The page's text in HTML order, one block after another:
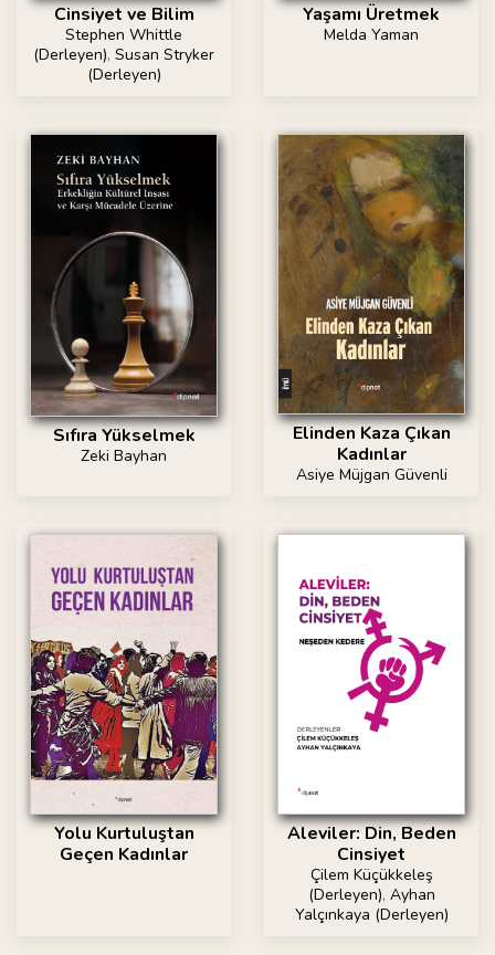
Cinsiyet ve Bilim
Stephen Whittle
(Derleyen), Susan Stryker
(Derleyen)
Yaşamı Üretmek
Melda Yaman
Sıfıra Yükselmek
Zeki Bayhan
Elinden Kaza Çıkan
Kadınlar
Asiye Müjgan Güvenli
Yolu Kurtuluştan
Geçen Kadınlar
Aleviler: Din, Beden
Cinsiyet
Çilem Küçükkeleş
(Derleyen), Ayhan
Yalçınkaya (Derleyen)